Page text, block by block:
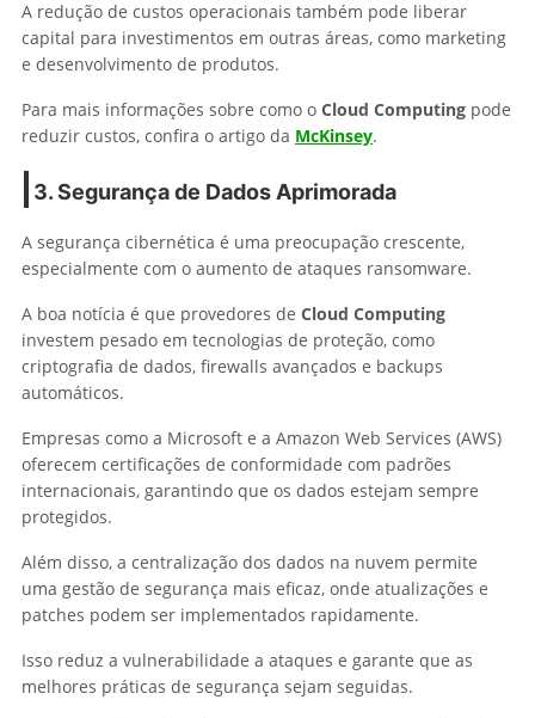
A redução de custos operacionais também pode liberar
capital para investimentos em outras áreas, como marketing
e desenvolvimento de produtos.
Para mais informações sobre como o Cloud Computing pode
reduzir custos, confira o artigo da McKinsey.
3. Segurança de Dados Aprimorada
A segurança cibernética é uma preocupação crescente,
especialmente com o aumento de ataques ransomware.
A boa notícia é que provedores de Cloud Computing
investem pesado em tecnologias de proteção, como
criptografia de dados, firewalls avançados e backups
automáticos.
Empresas como a Microsoft e a Amazon Web Services (AWS)
oferecem certificações de conformidade com padrões
internacionais, garantindo que os dados estejam sempre
protegidos.
Além disso, a centralização dos dados na nuvem permite
uma gestão de segurança mais eficaz, onde atualizações e
patches podem ser implementados rapidamente.
Isso reduz a vulnerabilidade a ataques e garante que as
melhores práticas de segurança sejam seguidas.